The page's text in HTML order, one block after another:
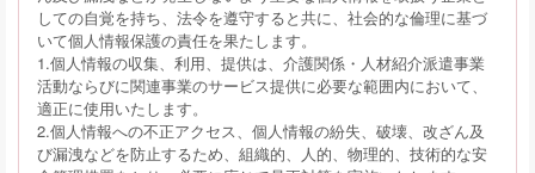
しての自覚を持ち、法令を遵守すると共に、社会的な倫理に基づ
いて個人情報保護の責任を果たします。
1.個人情報の収集、利用、提供は、介護関係・人材紹介派遣事業
活動ならびに関連事業のサービス提供に必要な範囲内において、
適正に使用いたします。
2.個人情報への不正アクセス、個人情報の紛失、破壊、改ざん及
び漏洩などを防止するため、組織的、人的、物理的、技術的な安